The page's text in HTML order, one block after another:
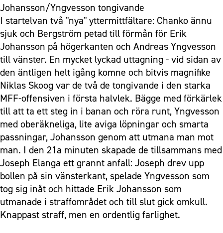
Johansson/Yngvesson tongivande
I startelvan två "nya" yttermittfältare: Chanko ännu
sjuk och Bergström petad till förmån för Erik
Johansson på högerkanten och Andreas Yngvesson
till vänster. En mycket lyckad uttagning - vid sidan av
den äntligen helt igång komne och bitvis magnifike
Niklas Skoog var de två de tongivande i den starka
MFF-offensiven i första halvlek. Bägge med förkärlek
till att ta ett steg in i banan och röra runt, Yngvesson
med oberäkneliga, lite aviga löpningar och smarta
passningar, Johansson genom att utmana man mot
man. I den 21a minuten skapade de tillsammans med
Joseph Elanga ett grannt anfall: Joseph drev upp
bollen på sin vänsterkant, spelade Yngvesson som
tog sig inåt och hittade Erik Johansson som
utmanade i straffområdet och till slut gick omkull.
Knappast straff, men en ordentlig farlighet.